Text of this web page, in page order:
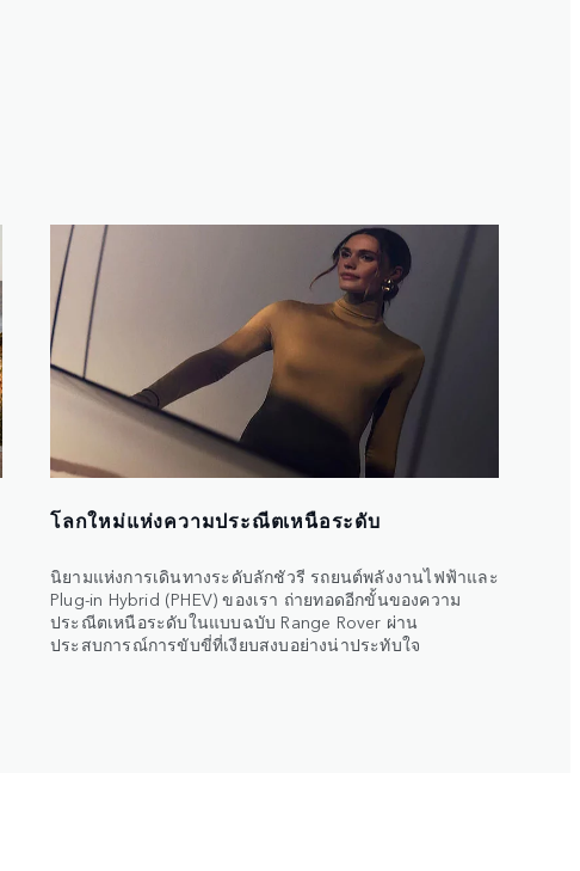
โลกใหม่แห่งความประณีตเหนือระดับ
นิยามแห่งการเดินทางระดับลักชัวรี รถยนต์พลังงานไฟฟ้าและ
Plug-in Hybrid (PHEV) ของเรา ถ่ายทอดอีกขั้นของความ
ประณีตเหนือระดับในแบบฉบับ Range Rover ผ่าน
ประสบการณ์การขับขี่ที่เงียบสงบอย่างน่าประทับใจ